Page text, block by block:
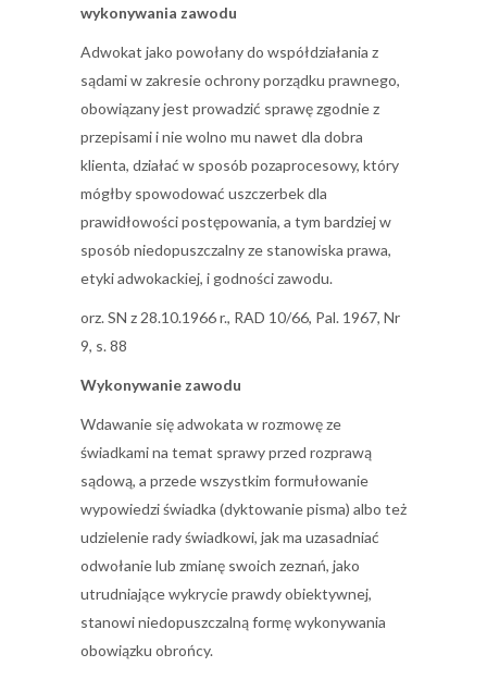
wykonywania zawodu
Adwokat jako powołany do współdziałania z
sądami w zakresie ochrony porządku prawnego,
obowiązany jest prowadzić sprawę zgodnie z
przepisami i nie wolno mu nawet dla dobra
klienta, działać w sposób pozaprocesowy, który
mógłby spowodować uszczerbek dla
prawidłowości postępowania, a tym bardziej w
sposób niedopuszczalny ze stanowiska prawa,
etyki adwokackiej, i godności zawodu.
orz. SN z 28.10.1966 r., RAD 10/66, Pal. 1967, Nr
9, s. 88
Wykonywanie zawodu
Wdawanie się adwokata w rozmowę ze
świadkami na temat sprawy przed rozprawą
sądową, a przede wszystkim formułowanie
wypowiedzi świadka (dyktowanie pisma) albo też
udzielenie rady świadkowi, jak ma uzasadniać
odwołanie lub zmianę swoich zeznań, jako
utrudniające wykrycie prawdy obiektywnej,
stanowi niedopuszczalną formę wykonywania
obowiązku obrońcy.